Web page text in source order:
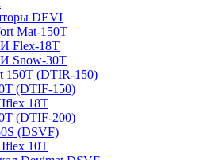
DEVI
Mat-150T
Flex-18T
Snow-30T
150T (DTIR-150)
(DTIF-150)
18T
(DTIF-200)
(DSVF)
10T